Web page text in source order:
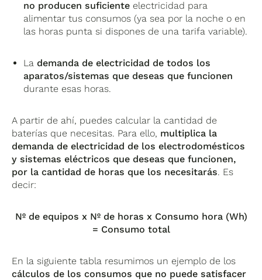
no producen suficiente electricidad para
alimentar tus consumos (ya sea por la noche o en
las horas punta si dispones de una tarifa variable).
La demanda de electricidad de todos los
aparatos/sistemas que deseas que funcionen
durante esas horas.
A partir de ahí, puedes calcular la cantidad de
baterías que necesitas. Para ello, multiplica la
demanda de electricidad de los electrodomésticos
y sistemas eléctricos que deseas que funcionen,
por la cantidad de horas que los necesitarás. Es
decir:
Nº de equipos x Nº de horas x Consumo hora (Wh)
= Consumo total
En la siguiente tabla resumimos un ejemplo de los
cálculos de los consumos que no puede satisfacer